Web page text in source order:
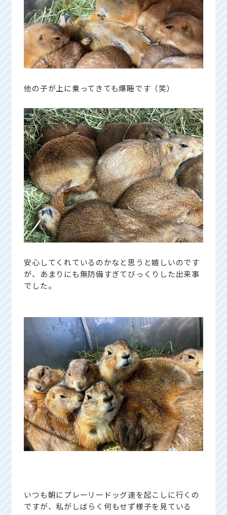
他の子が上に乗ってきても爆睡です（笑）
安心してくれているのかなと思うと嬉しいのです
が、あまりにも無防備すぎてびっくりした出来事
でした。
いつも朝にプレーリードッグ達を起こしに行くの
ですが、私がしばらく何もせず様子を見ている